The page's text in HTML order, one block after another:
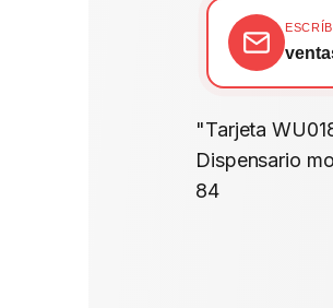
"Tarjeta
Dispensario
84